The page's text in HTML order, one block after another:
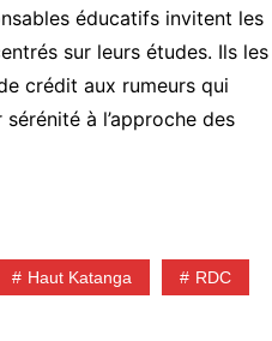
éducatifs invitent les
sur leurs études. Ils les
crédit aux rumeurs qui
à l’approche des
Haut Katanga RDC